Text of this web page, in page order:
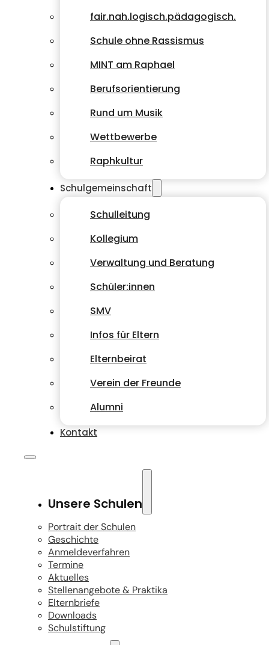
fair.nah.logisch.pädagogisch.
Schule ohne Rassismus
MINT am Raphael
Berufsorientierung
Rund um Musik
Wettbewerbe
Raphkultur
Schulgemeinschaft
Schulleitung
Kollegium
Verwaltung und Beratung
Schüler:innen
SMV
Infos für Eltern
Elternbeirat
Verein der Freunde
Alumni
Kontakt
Unsere Schulen
Portrait der Schulen
Geschichte
Anmeldeverfahren
Termine
Aktuelles
Stellenangebote & Praktika
Elternbriefe
Downloads
Schulstiftung